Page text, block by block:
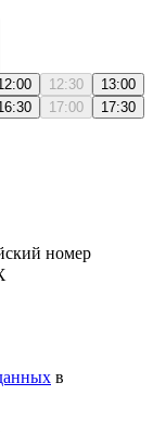
12:30
13:00
17:00 17:30
номер
в